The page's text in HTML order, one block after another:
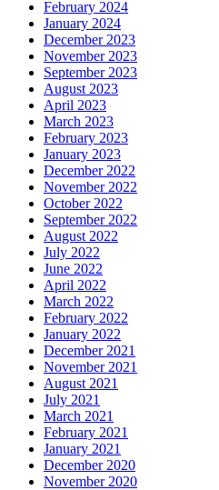
February 2024
January 2024
December 2023
November 2023
September 2023
August 2023
April 2023
March 2023
February 2023
January 2023
December 2022
November 2022
October 2022
September 2022
August 2022
July 2022
June 2022
April 2022
March 2022
February 2022
January 2022
December 2021
November 2021
August 2021
July 2021
March 2021
February 2021
January 2021
December 2020
November 2020